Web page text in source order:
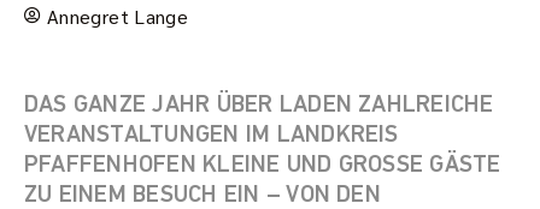
Annegret Lange
DAS GANZE JAHR ÜBER LADEN ZAHLREICHE
VERANSTALTUNGEN IM LANDKREIS
PFAFFENHOFEN KLEINE UND GROSSE GÄSTE Z
U EINEM BESUCH EIN – VON DEN V